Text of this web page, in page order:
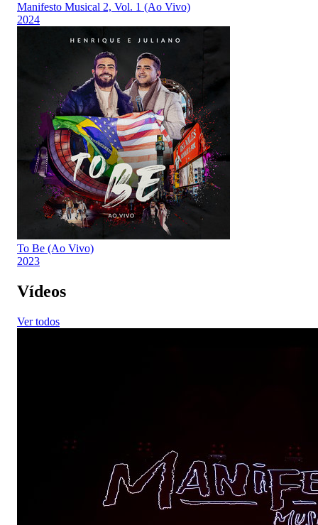
Manifesto Musical 2, Vol. 1 (Ao Vivo)
2024
To Be (Ao Vivo)
2023
Vídeos
Ver todos